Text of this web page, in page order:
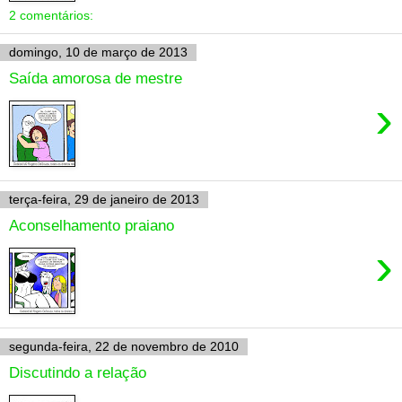
2 comentários:
domingo, 10 de março de 2013
Saída amorosa de mestre
›
terça-feira, 29 de janeiro de 2013
Aconselhamento praiano
›
segunda-feira, 22 de novembro de 2010
Discutindo a relação